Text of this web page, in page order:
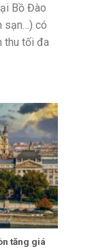
Bồ Đào
sạn…) có
thu tối đa
tăng giá